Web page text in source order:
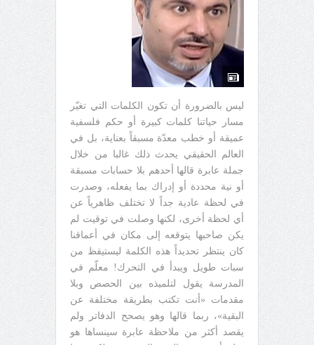
ليس بالضرورة أن تكون الكلمات التي تغيّر
مسار حياتنا كلمات كبيرة أو حكم فلسفية
عميقة أو خطب معدّة مسبقاً بعناية، بل في
العالم الحقيقي يحدث ذلك غالبا من خلال
جملة عابرة قالها أحدهم بلا حسابات مسبقة
أو نية محددة أو إدراك بما يفعله، وصدرت
في لحظة عادية جداً لا تختلف ظاهرياً عن
أي لحظة أخرى، لكنها وصلت في توقيت لم
يكن صاحبها يتوقعه إلى مكان في أعماقنا
كان ينتظر تحديداً هذه الكلمة ليستيقظ من
سبات طويل ويبدأ في التحرك! معلّم في
المدرسة يقول لتلميذه بين الحصص وبلا
مقدمات «أنت تكتب بطريقة مختلفة عن
البقية»، ربما قالها وهو يصحح الدفاتر ولم
يقصد أكثر من ملاحظة عابرة سينساها هو